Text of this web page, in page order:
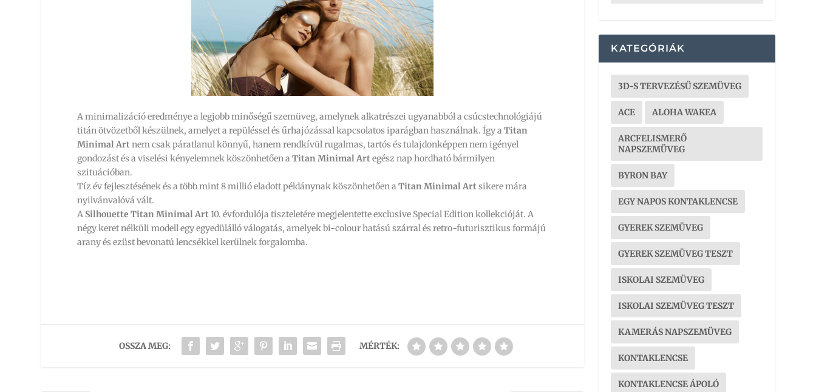
A minimalizáció eredménye a legjobb minőségű szemüveg, amelynek alkatrészei ugyanabból a csúcstechnológiájú
titán ötvözetből készülnek, amelyet a repüléssel és űrhajózással kapcsolatos iparágban használnak. Így aTitan
MinimalArtnem csak páratlanul könnyű, hanem rendkívül rugalmas, tartós és tulajdonképpen nem igényel
gondozást és a viselési kényelemnek köszönhetően aTitan Minimal Artegész nap hordható bármilyen
szituációban.
Tíz év fejlesztésének és a több mint 8 millió eladott példánynak köszönhetően aTitan Minimal Artsikere mára
nyilvánvalóvá vált.
A Silhouette Titan Minimal Art 10. évfordulója tiszteletére megjelentette exclusive Special Edition kollekcióját. A
négy keret nélküli modell egy egyedülálló válogatás, amelyek bi-colour hatású szárral és retro-futurisztikus formájú
arany és ezüst bevonatú lencsékkel kerülnek forgalomba.
OSSZA MEG: MÉRTÉK:
KATEGÓRIÁK
3D-S TERVEZÉSŰ SZEMÜVEG
ACE ALOHA WAKEA
ARCFELISMERŐ
NAPSZEMÜVEG
BYRON BAY
EGY NAPOS KONTAKLENCSE
GYEREK SZEMÜVEG
GYEREK SZEMÜVEG TESZT
ISKOLAI SZEMÜVEG
ISKOLAI SZEMÜVEG TESZT
KAMERÁS NAPSZEMÜVEG
KONTAKLENCSE
KONTAKLENCSE ÁPOLÓ